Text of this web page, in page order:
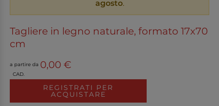
agosto.
Tagliere in legno naturale, formato 17x70
cm
a partire da 0,00 €
CAD.
REGISTRATI PER
ACQUISTARE